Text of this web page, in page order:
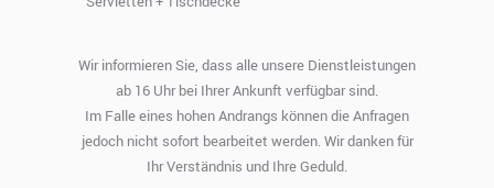
Wir informieren Sie, dass alle unsere Dienstleistungen
ab 16 Uhr bei Ihrer Ankunft verfügbar sind.
Im Falle eines hohen Andrangs können die Anfragen
jedoch nicht sofort bearbeitet werden. Wir danken für
Ihr Verständnis und Ihre Geduld.